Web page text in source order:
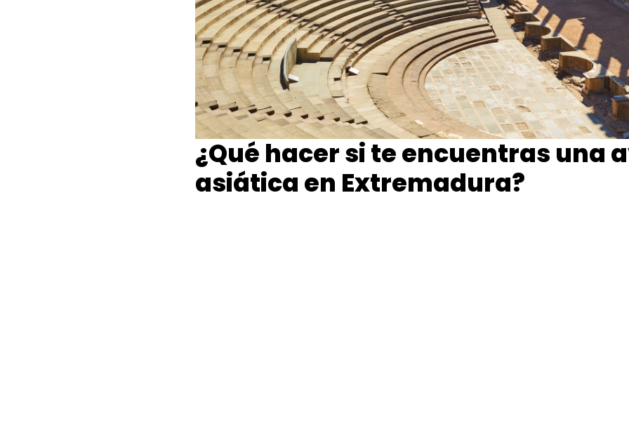
¿Qué hacer si te encuentras una
asiática en Extremadura?